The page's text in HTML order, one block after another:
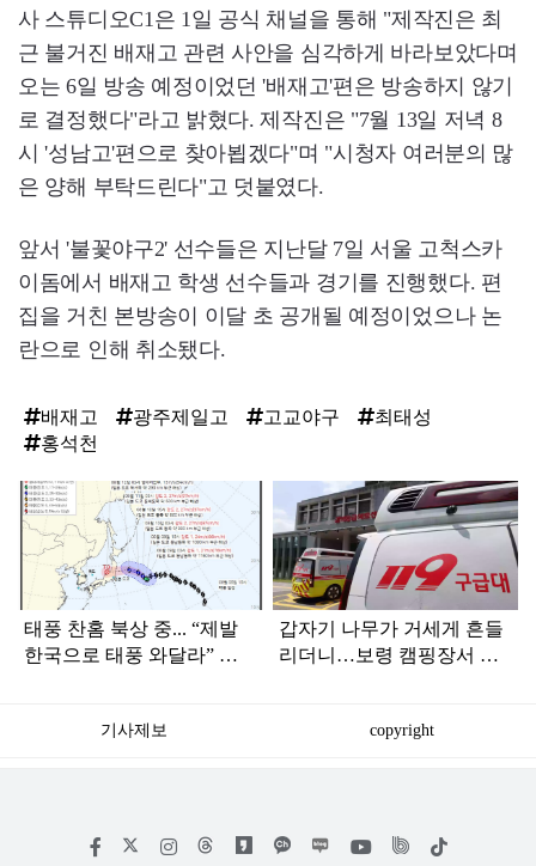
사 스튜디오C1은 1일 공식 채널을 통해 "제작진은 최
근 불거진 배재고 관련 사안을 심각하게 바라보았다며
오는 6일 방송 예정이었던 '배재고'편은 방송하지 않기
로 결정했다"라고 밝혔다. 제작진은 "7월 13일 저녁 8
시 '성남고'편으로 찾아뵙겠다"며 "시청자 여러분의 많
은 양해 부탁드린다"고 덧붙였다.
앞서 '불꽃야구2' 선수들은 지난달 7일 서울 고척스카
이돔에서 배재고 학생 선수들과 경기를 진행했다. 편
집을 거친 본방송이 이달 초 공개될 예정이었으나 논
란으로 인해 취소됐다.
배재고 광주제일고 고교야구
최태성
홍석천
탑
라
인
태풍 찬홈 북상 중... “제발
한국으로 태풍 와달라” 말
갑자기 나무가 거세게 흔들
리더니…보령 캠핑장서 일
기사제보 copyright
페
인
위
틱